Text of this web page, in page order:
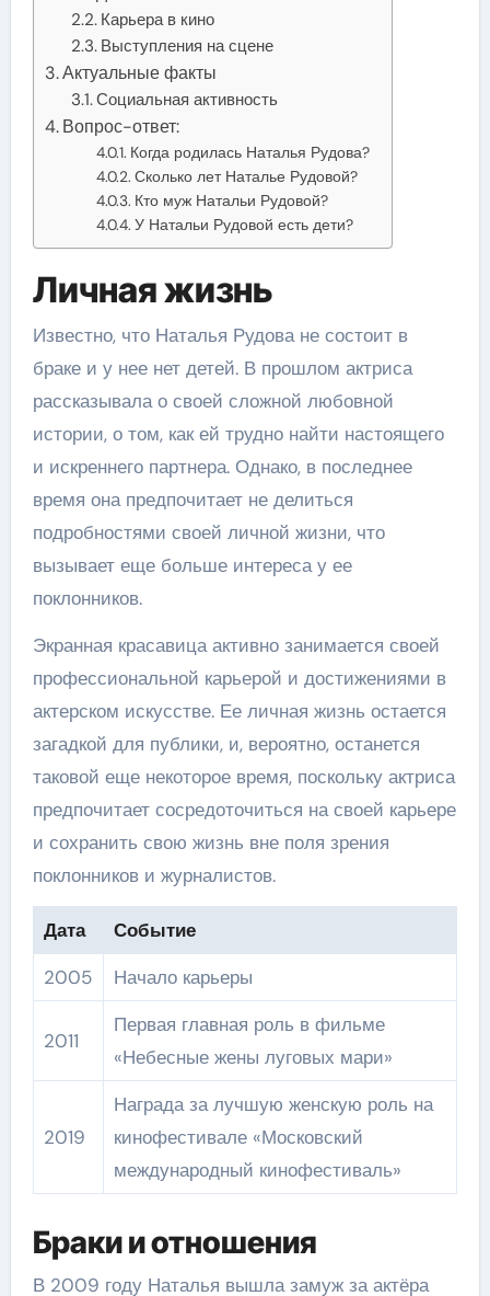
Карьера в кино
Выступления на сцене
Актуальные факты
Социальная активность
Вопрос-ответ:
Когда родилась Наталья Рудова?
Сколько лет Наталье Рудовой?
Кто муж Натальи Рудовой?
У Натальи Рудовой есть дети?
Личная жизнь
Известно, что Наталья Рудова не состоит в
браке и у нее нет детей. В прошлом актриса
рассказывала о своей сложной любовной
истории, о том, как ей трудно найти настоящего
и искреннего партнера. Однако, в последнее
время она предпочитает не делиться
подробностями своей личной жизни, что
вызывает еще больше интереса у ее
поклонников.
Экранная красавица активно занимается своей
профессиональной карьерой и достижениями в
актерском искусстве. Ее личная жизнь остается
загадкой для публики, и, вероятно, останется
таковой еще некоторое время, поскольку актриса
предпочитает сосредоточиться на своей карьере
и сохранить свою жизнь вне поля зрения
поклонников и журналистов.
Дата
Событие
2005
Начало карьеры
2011
Первая главная роль в фильме
«Небесные жены луговых мари»
2019
Награда за лучшую женскую роль на
кинофестивале «Московский
международный кинофестиваль»
Браки и отношения
В 2009 году Наталья вышла замуж за актёра